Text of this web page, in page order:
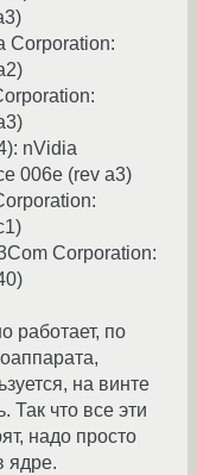
Corporation:
nVidia
006e (rev a3)
Corporation:
работает, по
на винте
Так что все эти
надо просто
ядре.